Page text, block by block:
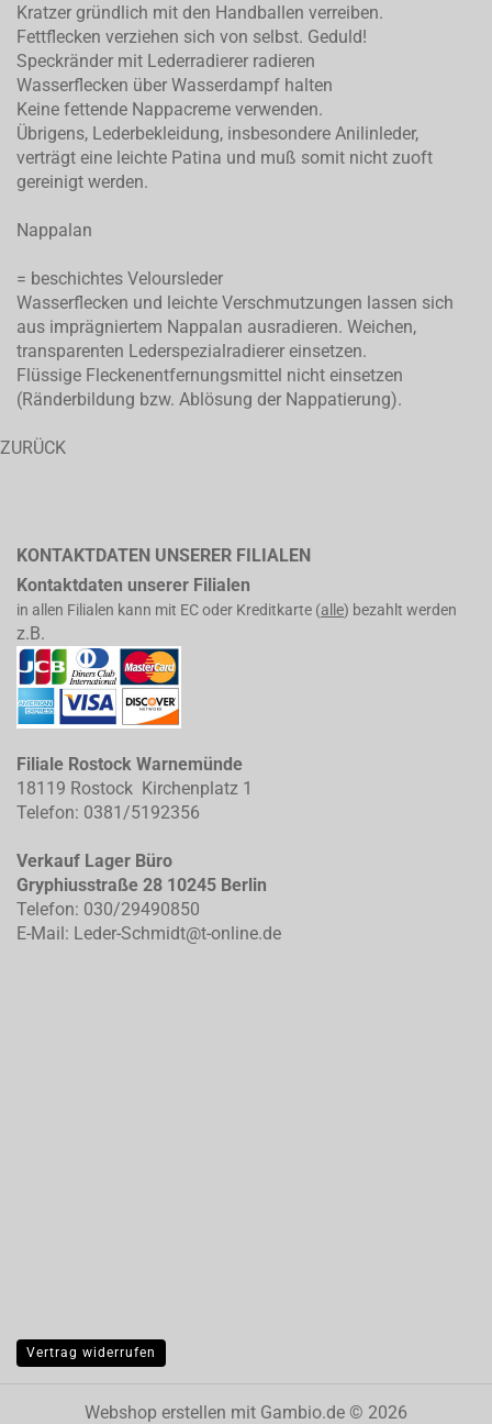
Kratzer gründlich mit den Handballen verreiben.
Fettflecken verziehen sich von selbst. Geduld!
Speckränder mit Lederradierer radieren
Wasserflecken über Wasserdampf halten
Keine fettende Nappacreme verwenden.
Übrigens, Lederbekleidung, insbesondere Anilinleder,
verträgt eine leichte Patina und muß somit nicht zuoft
gereinigt werden.
Nappalan
= beschichtes Veloursleder
Wasserflecken und leichte Verschmutzungen lassen sich
aus imprägniertem Nappalan ausradieren. Weichen,
transparenten Lederspezialradierer einsetzen.
Flüssige Fleckenentfernungsmittel nicht einsetzen
(Ränderbildung bzw. Ablösung der Nappatierung).
ZURÜCK
KONTAKTDATEN UNSERER FILIALEN
Kontaktdaten unserer Filialen
in allen Filialen kann mit EC oder Kreditkarte (alle) bezahlt werden
z.B.
Filiale Rostock Warnemünde
18119 Rostock Kirchenplatz 1
Telefon: 0381/5192356
Verkauf Lager Büro
Gryphiusstraße 28 10245 Berlin
Telefon: 030/29490850
E-Mail: Leder-Schmidt@t-online.de
Vertrag widerrufen
Webshop erstellen mit Gambio.de © 2026